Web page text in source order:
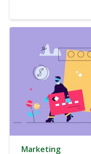
Marketing